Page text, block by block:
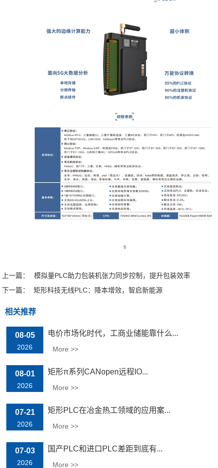
上一篇：
模拟量PLC助力包装机张力同步控制，提升包装效率
下一篇：
矩形科技无线PLC：降本增效，智启新能源
相关推荐
08-05
2026
电价市场化时代，工商业储能靠什么...
More >>
08-01
2026
矩形π系列CANopen远程IO...
More >>
07-21
2026
矩形PLC在冶金热工领域的应用案...
More >>
07-03
2026
国产PLC和进口PLC差距到底有...
More >>